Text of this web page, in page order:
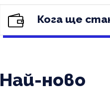
Кога ще
Най-ново